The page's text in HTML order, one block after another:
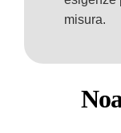
misura.